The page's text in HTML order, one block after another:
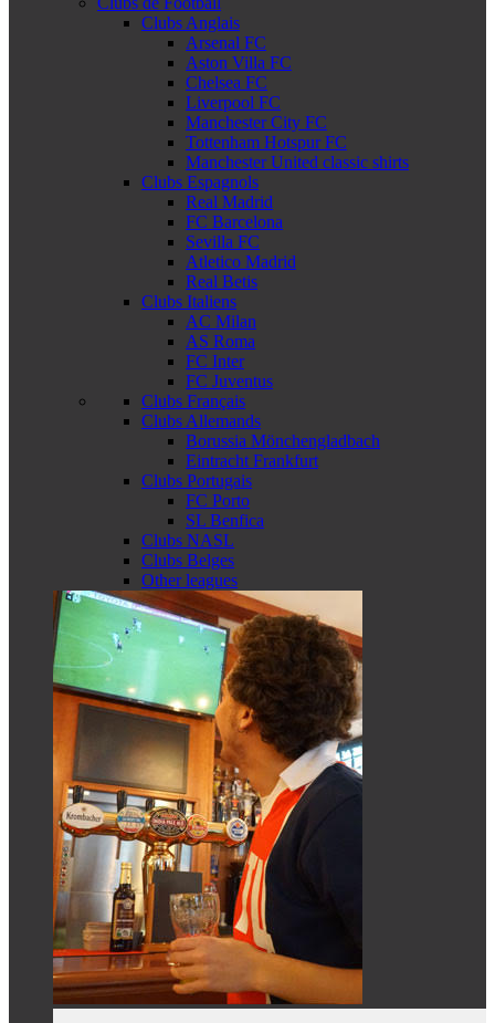
Clubs Anglais
Arsenal FC
Aston Villa FC
Chelsea FC
Liverpool FC
Manchester City FC
Tottenham Hotspur FC
Manchester United classic shirts
Clubs Espagnols
Real Madrid
FC Barcelona
Sevilla FC
Atletico Madrid
Real Betis
Clubs Italiens
AC Milan
AS Roma
FC Inter
FC Juventus
Clubs Français
Clubs Allemands
Borussia Mönchengladbach
Eintracht Frankfurt
Clubs Portugais
FC Porto
SL Benfica
Clubs NASL
Clubs Belges
Other leagues